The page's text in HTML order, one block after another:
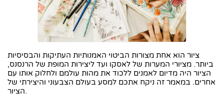
ציור הוא אחת מצורות הביטוי האמנותיות העתיקות והבסיסיות
ביותר. מציורי המערות של לאסקו ועד ליצירות המופת של הרנסנס,
הציור היה מדיום לאמנים ללכוד את מהות עולמם ולחלוק אותו עם
אחרים. במאמר זה ניקח אתכם למסע בעולם הצבעוני והיצירתי של
הציור.